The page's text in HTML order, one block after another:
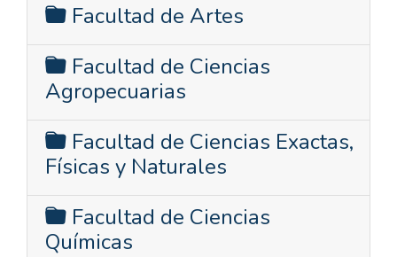
Facultad de Artes
Facultad de Ciencias
Agropecuarias
Facultad de Ciencias Exactas,
Físicas y Naturales
Facultad de Ciencias
Químicas